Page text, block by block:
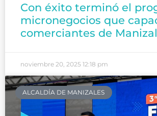
Con éxito terminó el
micronegocios que
comerciantes de
noviembre 20, 2025 12:18 pm
ALCALDÍA DE MANIZALES